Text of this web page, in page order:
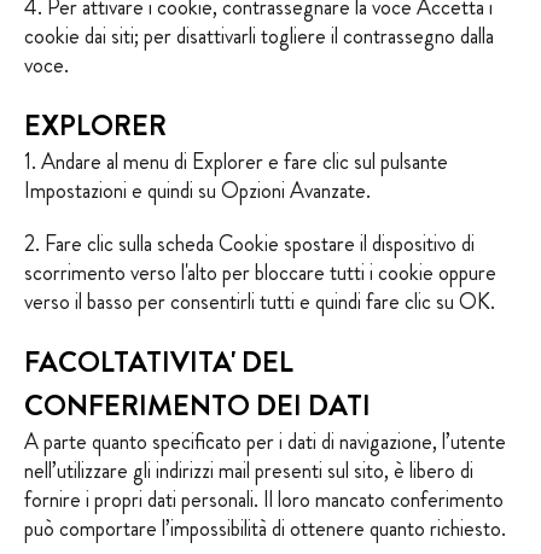
4. Per attivare i cookie, contrassegnare la voce Accetta i
cookie dai siti; per disattivarli togliere il contrassegno dalla
voce.
EXPLORER
1. Andare al menu di Explorer e fare clic sul pulsante
Impostazioni e quindi su Opzioni Avanzate.
2. Fare clic sulla scheda Cookie spostare il dispositivo di
scorrimento verso l'alto per bloccare tutti i cookie oppure
verso il basso per consentirli tutti e quindi fare clic su OK.
FACOLTATIVITA' DEL
CONFERIMENTO DEI DATI
A parte quanto specificato per i dati di navigazione, l’utente
nell’utilizzare gli indirizzi mail presenti sul sito, è libero di
fornire i propri dati personali. Il loro mancato conferimento
può comportare l’impossibilità di ottenere quanto richiesto.